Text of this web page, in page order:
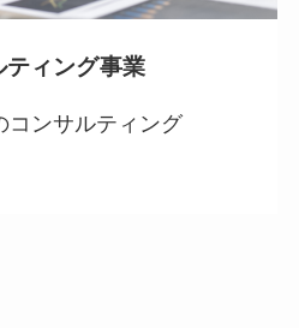
ティング事業
コンサルティング